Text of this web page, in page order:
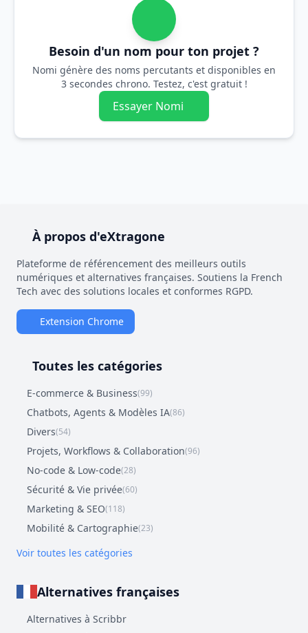
Besoin d'un nom pour ton projet ?
Nomi génère des noms percutants et disponibles en
3 secondes chrono. Testez, c'est gratuit !
Essayer Nomi
À propos d'eXtragone
Plateforme de référencement des meilleurs outils
numériques et alternatives françaises. Soutiens la French
Tech avec des solutions locales et conformes RGPD.
Extension Chrome
Toutes les catégories
E-commerce & Business(99)
Chatbots, Agents & Modèles IA(86)
Divers(54)
Projets, Workflows & Collaboration(96)
No-code & Low-code(28)
Sécurité & Vie privée(60)
Marketing & SEO(118)
Mobilité & Cartographie(23)
Voir toutes les catégories
Alternatives françaises
Alternatives à Scribbr